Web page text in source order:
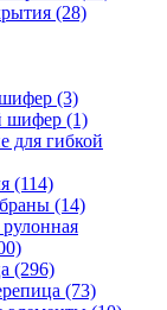
(28)
(3)
шифер (1)
для гибкой
(114)
(14)
(296)
(73)